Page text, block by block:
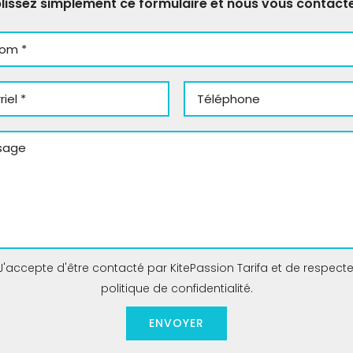
d'être contacté par KitePassion Tarifa et de
politique de confidentialité.